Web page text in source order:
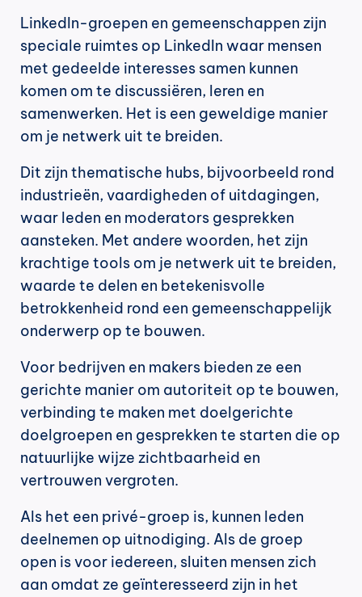
LinkedIn-groepen en gemeenschappen zijn
speciale ruimtes op LinkedIn waar mensen
met gedeelde interesses samen kunnen
komen om te discussiëren, leren en
samenwerken. Het is een geweldige manier
om je netwerk uit te breiden.
Dit zijn thematische hubs, bijvoorbeeld rond
industrieën, vaardigheden of uitdagingen,
waar leden en moderators gesprekken
aansteken. Met andere woorden, het zijn
krachtige tools om je netwerk uit te breiden,
waarde te delen en betekenisvolle
betrokkenheid rond een gemeenschappelijk
onderwerp op te bouwen.
Voor bedrijven en makers bieden ze een
gerichte manier om autoriteit op te bouwen,
verbinding te maken met doelgerichte
doelgroepen en gesprekken te starten die op
natuurlijke wijze zichtbaarheid en
vertrouwen vergroten.
Als het een privé-groep is, kunnen leden
deelnemen op uitnodiging. Als de groep
open is voor iedereen, sluiten mensen zich
aan omdat ze geïnteresseerd zijn in het